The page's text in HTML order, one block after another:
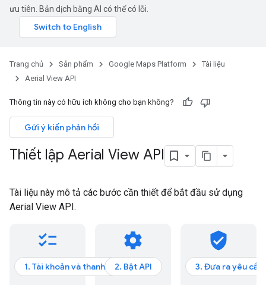
ưu tiên. Bản dịch bằng AI có thể có lỗi.
Trang chủ Sản phẩm Google Maps Platform
Tài liệu
Aerial View API
Thông tin này có hữu ích không cho bạn không?
Gửi ý kiến phản hồi
Thiết lập Aerial View API
Tài liệu này mô tả các bước cần thiết để bắt đầu sử dụng
Aerial View API.
checklist
1. Tài khoản và thanh toán
settings
2. Bật API
verified_user
3. Đưa ra yêu cầu